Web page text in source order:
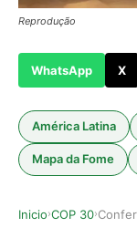
Reprodução
WhatsApp X
América Latina
Mapa da Fome
Inicio›COP 30›